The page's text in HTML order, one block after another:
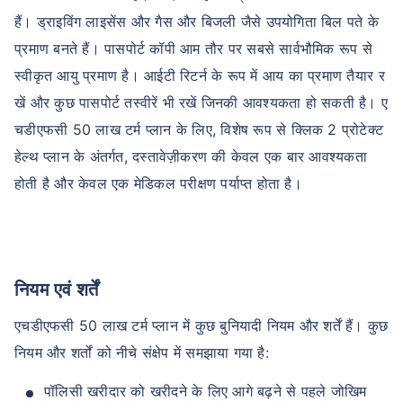
हैं। ड्राइविंग लाइसेंस और गैस और बिजली जैसे उपयोगिता बिल पते के
प्रमाण बनते हैं। पासपोर्ट कॉपी आम तौर पर सबसे सार्वभौमिक रूप से
स्वीकृत आयु प्रमाण है। आईटी रिटर्न के रूप में आय का प्रमाण तैयार र
खें और कुछ पासपोर्ट तस्वीरें भी रखें जिनकी आवश्यकता हो सकती है। ए
चडीएफसी 50 लाख टर्म प्लान के लिए, विशेष रूप से क्लिक 2 प्रोटेक्ट
हेल्थ प्लान के अंतर्गत, दस्तावेज़ीकरण की केवल एक बार आवश्यकता
होती है और केवल एक मेडिकल परीक्षण पर्याप्त होता है।
नियम एवं शर्तें
एचडीएफसी 50 लाख टर्म प्लान में कुछ बुनियादी नियम और शर्तें हैं। कुछ
नियम और शर्तों को नीचे संक्षेप में समझाया गया है:
पॉलिसी खरीदार को खरीदने के लिए आगे बढ़ने से पहले जोखिम